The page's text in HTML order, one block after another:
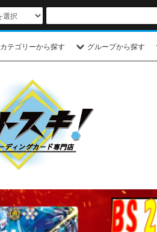
カテゴリーから探す グループから探す